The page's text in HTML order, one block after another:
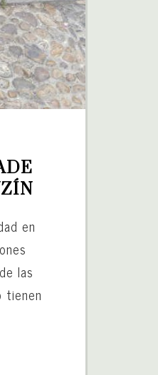
en
las
tienen